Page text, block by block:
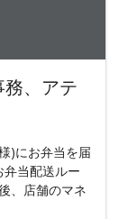
、アテ
)にお弁当を届
当配送ルー
、店舗のマネ